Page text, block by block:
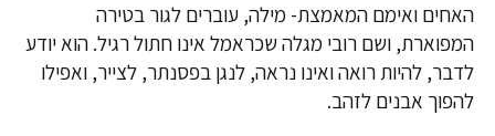
האחים ואימם המאמצת- מילה, עוברים לגור בטירה
המפוארת, ושם רובי מגלה שכראמל אינו חתול רגיל. הוא יודע
לדבר, להיות רואה ואינו נראה, לנגן בפסנתר, לצייר, ואפילו
להפוך אבנים לזהב.